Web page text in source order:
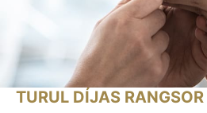
TURUL DÍJAS RANGSOR